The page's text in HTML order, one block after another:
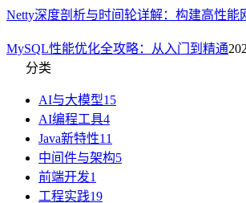
Netty深度剖析与时间轮详解：构建高性能
MySQL性能优化全攻略：从入门到精通
分类
AI与大模型15
AI编程工具4
Java新特性11
中间件与架构5
前端开发1
工程实践19